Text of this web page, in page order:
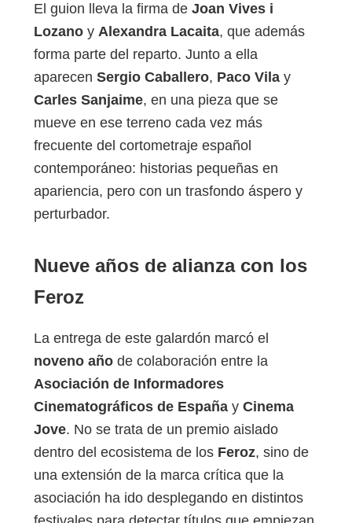
El guion lleva la firma de Joan Vives i
Lozano y Alexandra Lacaita, que además
forma parte del reparto. Junto a ella
aparecen Sergio Caballero, Paco Vila y
Carles Sanjaime, en una pieza que se
mueve en ese terreno cada vez más
frecuente del cortometraje español
contemporáneo: historias pequeñas en
apariencia, pero con un trasfondo áspero y
perturbador.
Nueve años de alianza con los
Feroz
La entrega de este galardón marcó el
noveno año de colaboración entre la
Asociación de Informadores
Cinematográficos de España y Cinema
Jove. No se trata de un premio aislado
dentro del ecosistema de los Feroz, sino de
una extensión de la marca crítica que la
asociación ha ido desplegando en distintos